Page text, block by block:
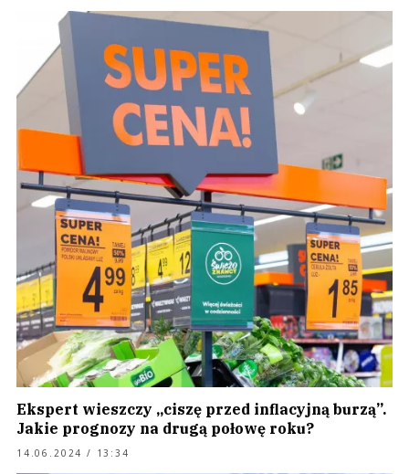
Ekspert wieszczy „ciszę przed inflacyjną burzą”.
Jakie prognozy na drugą połowę roku?
14.06.2024 / 13:34